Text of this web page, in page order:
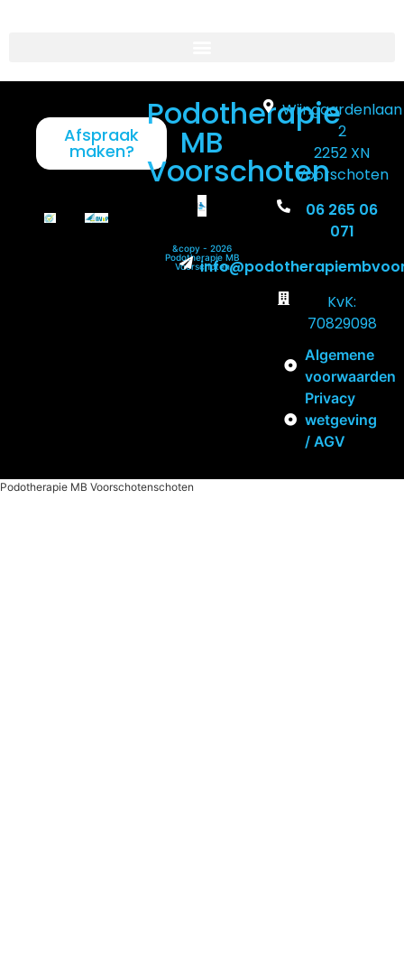
Afspraak
maken?
Podotherapie
MB
Voorschoten
&copy - 2026
Podotherapie MB
Voorschoten
Wijngaardenlaan
2
2252 XN
Voorschoten
06 265 06
071
KvK:
70829098
Algemene
voorwaarden
Privacy
wetgeving
/ AGV
Podotherapie MB Voorschotenschoten